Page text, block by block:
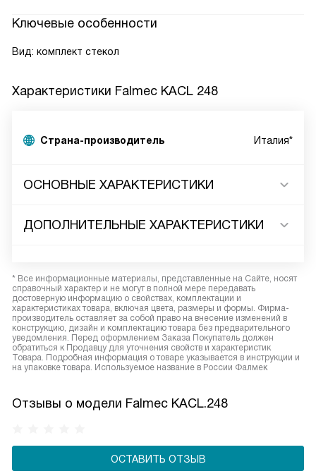
Ключевые особенности
Вид: комплект стекол
Характеристики Falmec KACL 248
Страна-производитель Италия*
ОСНОВНЫЕ ХАРАКТЕРИСТИКИ
ДОПОЛНИТЕЛЬНЫЕ ХАРАКТЕРИСТИКИ
* Все информационные материалы, представленные на Сайте, носят
справочный характер и не могут в полной мере передавать
достоверную информацию о свойствах, комплектации и
характеристиках товара, включая цвета, размеры и формы. Фирма-
производитель оставляет за собой право на внесение изменений в
конструкцию, дизайн и комплектацию товара без предварительного
уведомления. Перед оформлением Заказа Покупатель должен
обратиться к Продавцу для уточнения свойств и характеристик
Товара. Подробная информация о товаре указывается в инструкции и
на упаковке товара. Используемое название в России Фалмек
Отзывы о модели Falmec KACL.248
ОСТАВИТЬ ОТЗЫВ